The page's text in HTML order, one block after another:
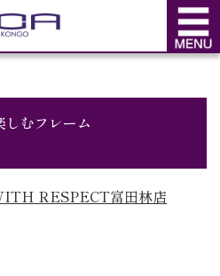
しむフレーム
RESPECT富田林店